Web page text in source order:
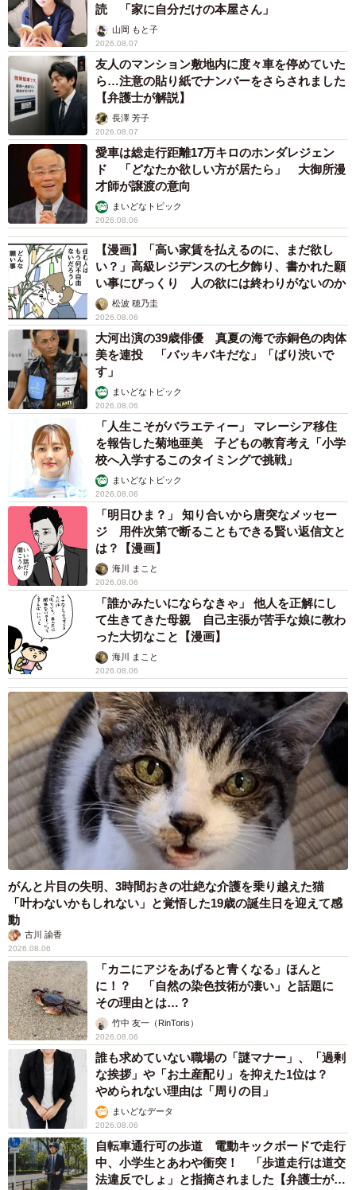
読 「家に自分だけの本屋さん」
山岡 もと子
2026.08.07
友人のマンション敷地内に度々車を停めていた
ら…注意の貼り紙でナンバーをさらされました
【弁護士が解説】
長澤 芳子
2026.08.07
愛車は総走行距離17万キロのホンダレジェン
ド 「どなたか欲しい方が居たら」 大御所漫
才師が譲渡の意向
まいどなトピック
2026.08.06
【漫画】「高い家賃を払えるのに、まだ欲し
い？」高級レジデンスの七夕飾り、書かれた願
い事にびっくり 人の欲には終わりがないのか
松波 穂乃圭
2026.08.06
大河出演の39歳俳優 真夏の海で赤銅色の肉体
美を連投 「バッキバキだな」「ばり渋いで
す」
まいどなトピック
2026.08.06
「人生こそがバラエティー」 マレーシア移住
を報告した菊地亜美 子どもの教育考え「小学
校へ入学するこのタイミングで挑戦」
まいどなトピック
2026.08.06
「明日ひま？」 知り合いから唐突なメッセー
ジ 用件次第で断ることもできる賢い返信文と
は？【漫画】
海川 まこと
2026.08.06
「誰かみたいにならなきゃ」 他人を正解にし
て生きてきた母親 自己主張が苦手な娘に教わ
った大切なこと【漫画】
海川 まこと
2026.08.06
がんと片目の失明、3時間おきの壮絶な介護を乗り越えた猫
「叶わないかもしれない」と覚悟した19歳の誕生日を迎えて感
動
古川 諭香
2026.08.06
「カニにアジをあげると青くなる」ほんと
に！？ 「自然の染色技術が凄い」と話題に
その理由とは…？
竹中 友一（RinToris）
2026.08.06
誰も求めていない職場の「謎マナー」、「過剰
な挨拶」や「お土産配り」を抑えた1位は？
やめられない理由は「周りの目」
まいどなデータ
2026.08.06
自転車通行可の歩道 電動キックボードで走行
中、小学生とあわや衝突！ 「歩道走行は道交
法違反でしょ」と指摘されました【弁護士が解